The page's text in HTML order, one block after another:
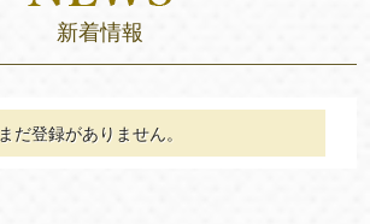
新着情報
まだ登録がありません。